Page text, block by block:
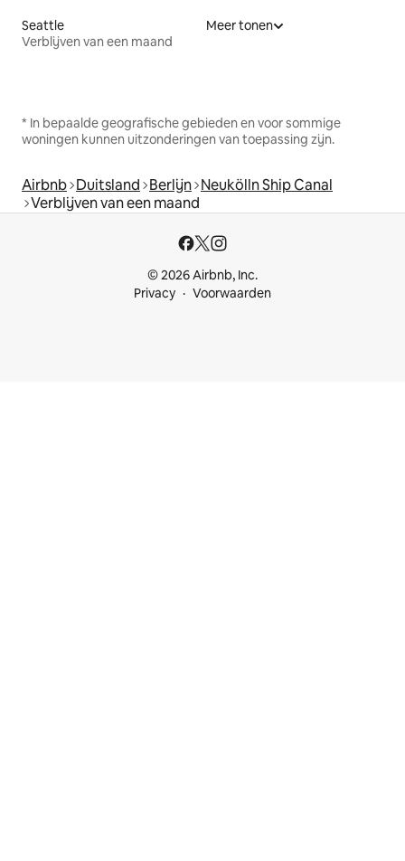
Seattle
Verblijven van een maand
Meer tonen
* In bepaalde geografische gebieden en voor sommige
woningen kunnen uitzonderingen van toepassing zijn.
Airbnb Duitsland Berlijn Neukölln Ship Canal
Verblijven van een maand
© 2026 Airbnb, Inc.
Privacy
Voorwaarden